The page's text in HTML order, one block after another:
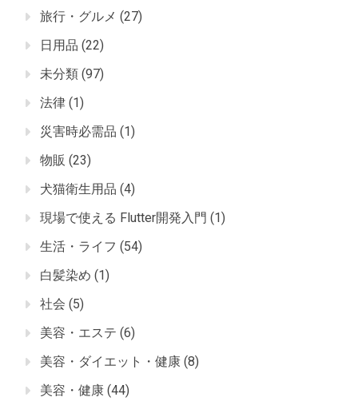
旅行・グルメ (27)
日用品 (22)
未分類 (97)
法律 (1)
災害時必需品 (1)
物販 (23)
犬猫衛生用品 (4)
現場で使える Flutter開発入門 (1)
生活・ライフ (54)
白髪染め (1)
社会 (5)
美容・エステ (6)
美容・ダイエット・健康 (8)
美容・健康 (44)